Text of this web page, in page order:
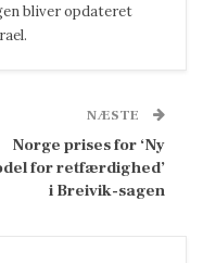
bliver opdateret
NÆSTE
Norge prises for ‘Ny
for retfærdighed’
i Breivik-sagen